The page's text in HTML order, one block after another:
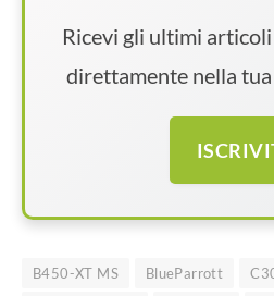
Ricevi gli ultimi
direttamente nella
B450-XT MS BlueParrott